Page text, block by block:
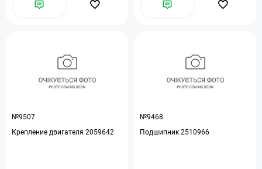
№9507
Крепление двигателя 2059642
№9468
Подшипник 2510966